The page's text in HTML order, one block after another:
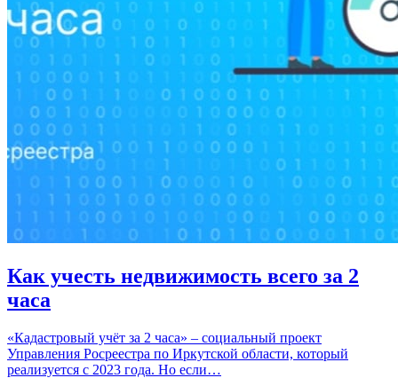
Как учесть недвижимость всего за 2
часа
«Кадастровый учёт за 2 часа» – социальный проект
Управления Росреестра по Иркутской области, который
реализуется с 2023 года. Но если…